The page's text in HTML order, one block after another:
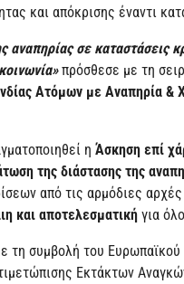
και απόκρισης έναντι
αναπηρίας σε καταστάσεις
πρόσθεσε με τη
Ατόμων με Αναπηρία
η Άσκηση επί
της διάστασης της
από τις αρμόδιες αρχές
και αποτελεσματική για
τη συμβολή του
Εκτάκτων